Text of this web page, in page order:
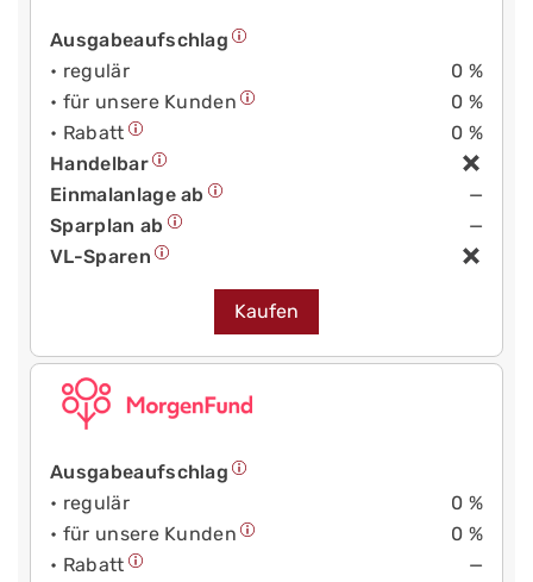
Ausgabeaufschlag
• regulär
0 %
• für unsere Kunden
0 %
• Rabatt
0 %
Handelbar
Einmalanlage ab
—
Sparplan ab
—
VL-Sparen
Kaufen
Ausgabeaufschlag
• regulär
0 %
• für unsere Kunden
0 %
• Rabatt
—